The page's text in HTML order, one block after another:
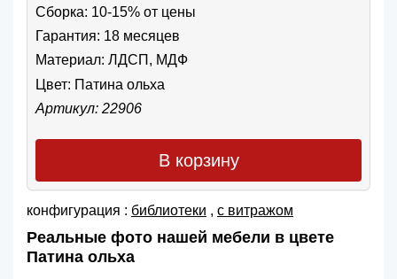
Сборка: 10-15% от цены
Гарантия: 18 месяцев
Материал: ЛДСП, МДФ
Цвет: Патина ольха
Артикул: 22906
В корзину
конфигурация : библиотеки , с витражом
Реальные фото нашей мебели в цвете
Патина ольха